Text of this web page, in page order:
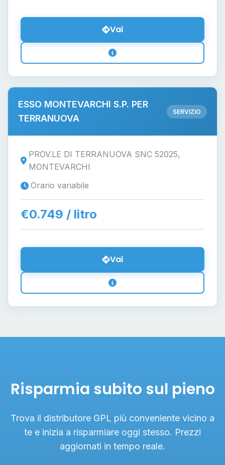
Vai
ESSO MONTEVARCHI S.P. PER
TERRANUOVA
SERVIZIO
PROV.LE DI TERRANUOVA SNC 52025,
MONTEVARCHI
Orario variabile
€0.749 / litro
Vai
Risparmia subito sul pieno
Trova il distributore GPL più conveniente vicino a
te e inizia a risparmiare oggi stesso. Prezzi
aggiornati in tempo reale.